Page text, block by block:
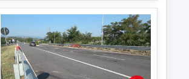
7 AGOSTO 2026 CRONACA
Ponte Valentino,21enne indagato:
ipotesi duplice omicidio stradale
Incidente mortale a Ponte Valentino,
indagato il 21enne alla guida...